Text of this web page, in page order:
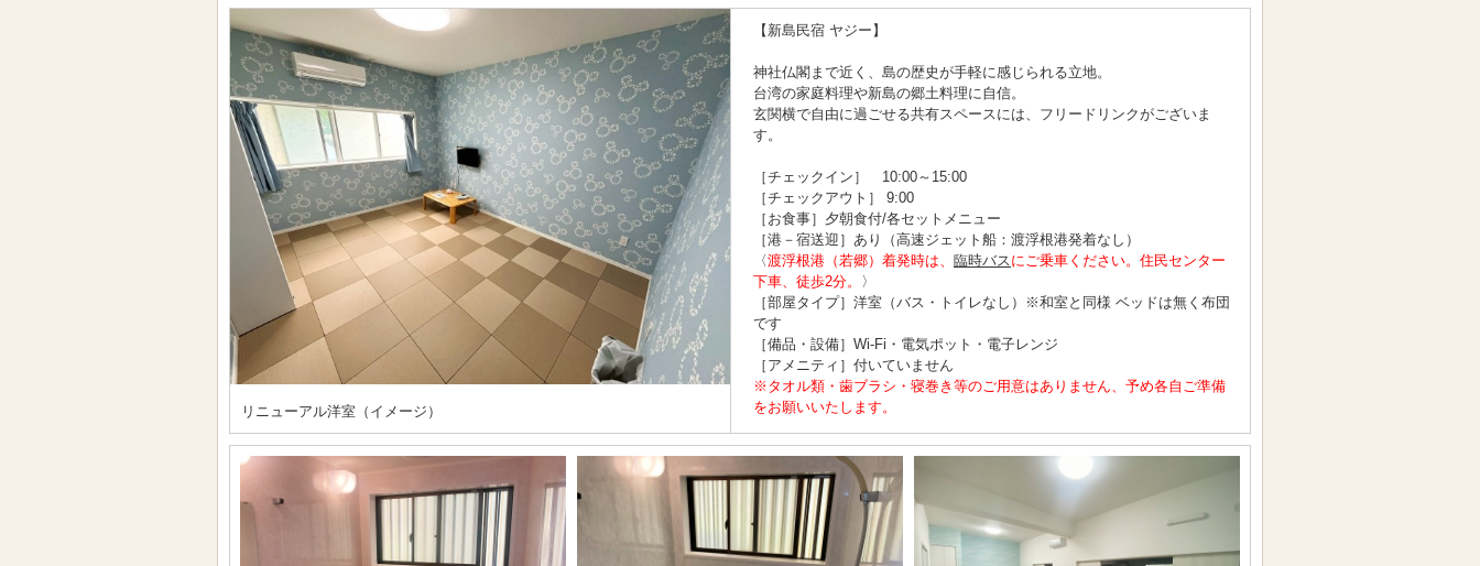
リニューアル洋室（イメージ）
【新島民宿 ヤジー】
神社仏閣まで近く、島の歴史が手軽に感じられる立地。
台湾の家庭料理や新島の郷土料理に自信。
玄関横で自由に過ごせる共有スペースには、フリードリンクがございま
す。
［チェックイン］ 10:00～15:00
［チェックアウト］ 9:00
［お食事］夕朝食付/各セットメニュー
［港－宿送迎］あり（高速ジェット船：渡浮根港発着なし）
〈渡浮根港（若郷）着発時は、 臨時バスにご乗車ください。住民センター
下車、徒歩2分。
〉
［部屋タイプ］洋室（バス・トイレなし）※和室と同様 ベッドは無く布団
です
［備品・設備］Wi-Fi・電気ポット・電子レンジ
［アメニティ］付いていません
※タオル類・歯ブラシ・寝巻き等のご用意はありません、予め各自ご準備
をお願いいたします。